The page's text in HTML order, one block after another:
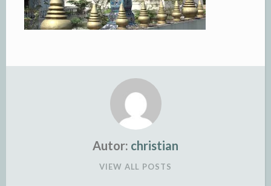
Autor: christian
VIEW ALL POSTS